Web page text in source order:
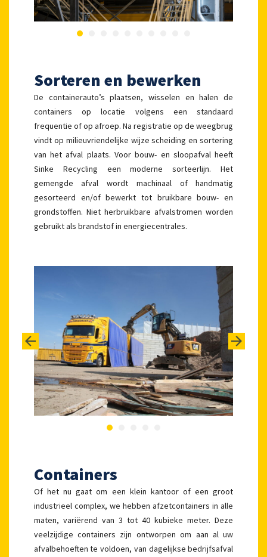
Sorteren en bewerken
De containerauto’s plaatsen, wisselen en halen de
containers op locatie volgens een standaard
frequentie of op afroep. Na registratie op de weegbrug
vindt op milieuvriendelijke wijze scheiding en sortering
van het afval plaats. Voor bouw- en sloopafval heeft
Sinke Recycling een moderne sorteerlijn. Het
gemengde afval wordt machinaal of handmatig
gesorteerd en/of bewerkt tot bruikbare bouw- en
grondstoffen. Niet herbruikbare afvalstromen worden
gebruikt als brandstof in energiecentrales.
Containers
Of het nu gaat om een klein kantoor of een groot
industrieel complex, we hebben afzetcontainers in alle
maten, variërend van 3 tot 40 kubieke meter. Deze
veelzijdige containers zijn ontworpen om aan al uw
afvalbehoeften te voldoen, van dagelijkse bedrijfsafval